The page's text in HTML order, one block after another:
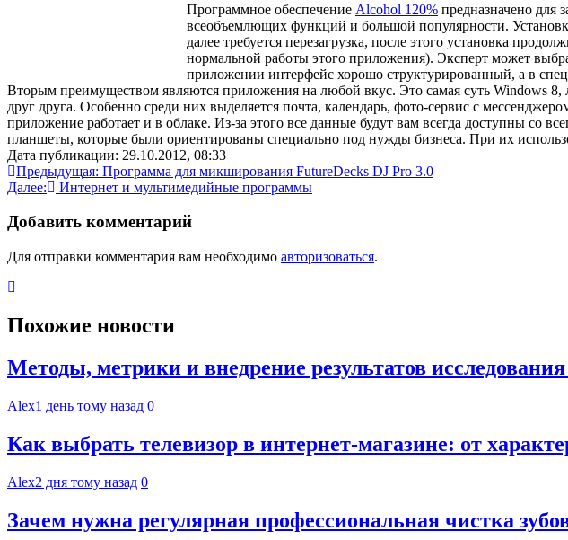
Программное обеспечение Alcohol 120% предназначено для
всеобъемлющих функций и большой популярности.
далее требуется перезагрузка, после этого установка
нормальной работы этого приложения). Эксперт может
приложении интерфейс хорошо структурированный, а в
Вторым преимуществом являются приложения на любой вкус. Это самая суть Windows
друг друга. Особенно среди них выделяется почта, календарь, фото-сервис с
приложение работает и в облаке. Из-за этого все данные будут вам всегда доступны
планшеты, которые были ориентированы специально под нужды бизнеса. При их
Дата публикации: 29.10.2012, 08:33
Навигация
по
записям
Предыдущая: Программа для микширования FutureDecks DJ Pro 3.0
Далее:
Интернет и мультимедийные программы
Добавить комментарий
Для отправки комментария вам необходимо авторизоваться.
Похожие новости
Методы, метрики и внедрение результатов
Alex1 день тому назад 0
Как выбрать телевизор в интернет-магазине: от
Alex2 дня тому назад 0
Зачем нужна регулярная профессиональная чистка